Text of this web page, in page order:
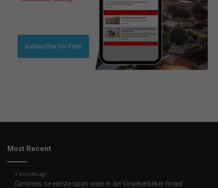
Most Recent
3 minutes ago
Gimmies se eerste span weer in die Virsekerbeker-finaal